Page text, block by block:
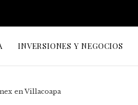
INVERSIONES Y NEGOCIOS
en Villacoapa